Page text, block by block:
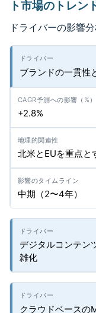
ト市場のトレン
ドライバーの影響
ブランドの一貫性
+2.8%
北米とEUを重点と
中期（2〜4年）
デジタルコンテン
雑化
クラウドベースの